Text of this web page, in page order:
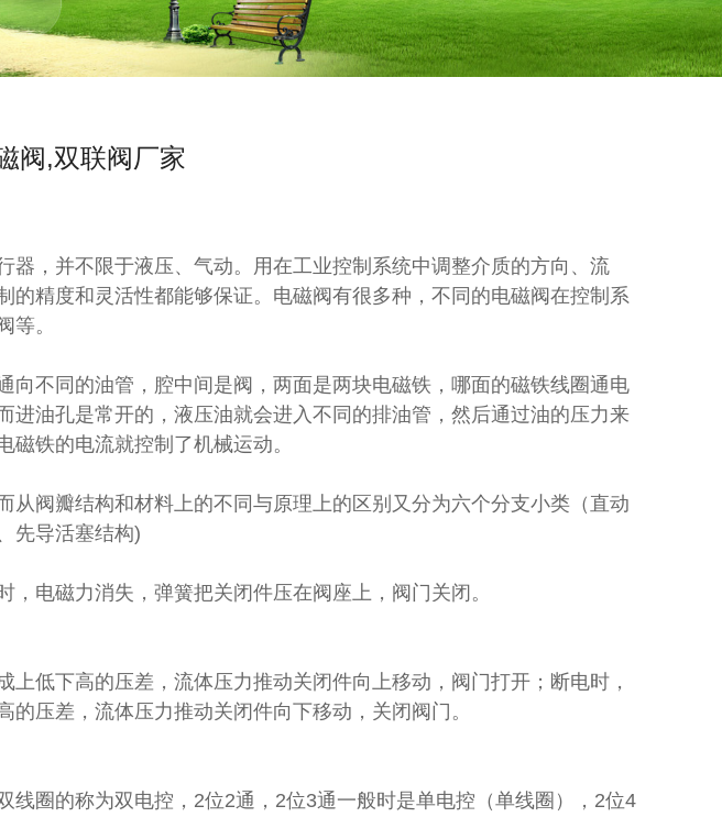
阀,双联阀厂家
，并不限于液压、气动。用在工业控制系统中调整介质的方向、流
精度和灵活性都能够保证。电磁阀有很多种，不同的电磁阀在控制系
等。
不同的油管，腔中间是阀，两面是两块电磁铁，哪面的磁铁线圈通电
油孔是常开的，液压油就会进入不同的排油管，然后通过油的压力来
铁的电流就控制了机械运动。
阀瓣结构和材料上的不同与原理上的区别又分为六个分支小类（直动
先导活塞结构)
电磁力消失，弹簧把关闭件压在阀座上，阀门关闭。
低下高的压差，流体压力推动关闭件向上移动，阀门打开；断电时，
压差，流体压力推动关闭件向下移动，关闭阀门。
圈的称为双电控，2位2通，2位3通一般时是单电控（单线圈），2位4